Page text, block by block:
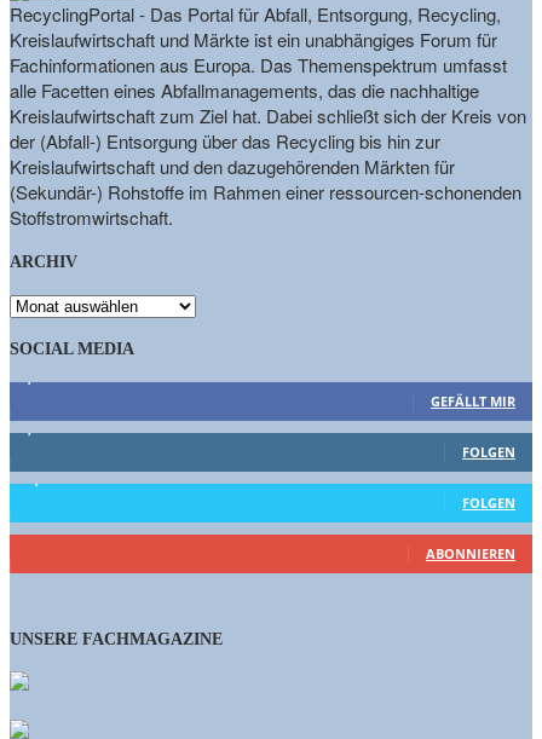
RecyclingPortal - Das Portal für Abfall, Entsorgung, Recycling,
Kreislaufwirtschaft und Märkte ist ein unabhängiges Forum für
Fachinformationen aus Europa. Das Themenspektrum umfasst
alle Facetten eines Abfallmanagements, das die nachhaltige
Kreislaufwirtschaft zum Ziel hat. Dabei schließt sich der Kreis von
der (Abfall-) Entsorgung über das Recycling bis hin zur
Kreislaufwirtschaft und den dazugehörenden Märkten für
(Sekundär-) Rohstoffe im Rahmen einer ressourcen-schonenden
Stoffstromwirtschaft.
ARCHIV
ARCHIV
SOCIAL MEDIA
GEFÄLLT MIR
1,662 Follower
FOLGEN
15,658 Follower
FOLGEN
461 Abonnenten
ABONNIEREN
UNSERE FACHMAGAZINE